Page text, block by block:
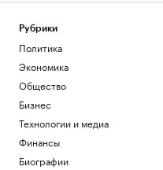
Минпромторг сообщил об
властями идей по поддержке
WB
Бизнес
Александр Усик заявил, что
Что такое медленная жизнь
роль в этом играет дерево
РБК и Старквуд
Рубрики
Политика
Экономика
Общество
Бизнес
Технологии и медиа
Финансы
Биографии